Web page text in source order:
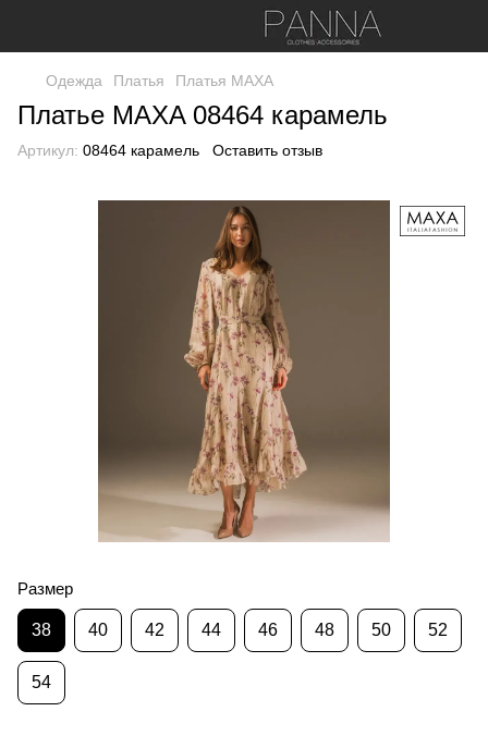
Одежда Платья Платья МАХА
Платье MAXA 08464 карамель
Артикул: 08464 карамель Оставить отзыв
Размер
38 40 42 44 46 48 50 52
54